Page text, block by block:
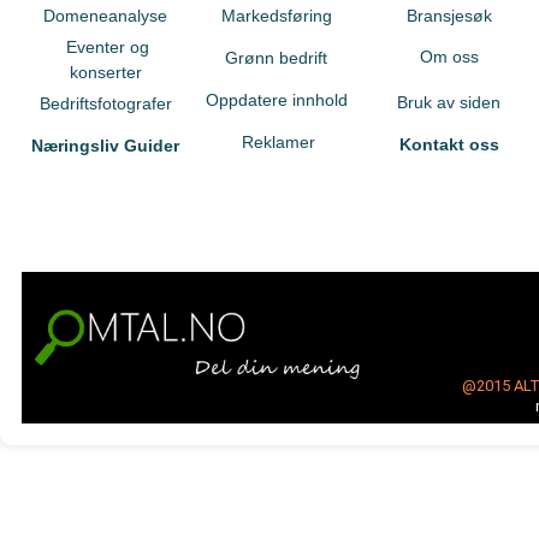
Domeneanalyse
Eventer og
konserter
Bedriftsfotografer
Næringsliv Guider
Markedsføring
Grønn bedrift
Oppdatere innhold
Reklamer
Bransjesøk
Om oss
Bruk av siden
Kontakt oss
@2015